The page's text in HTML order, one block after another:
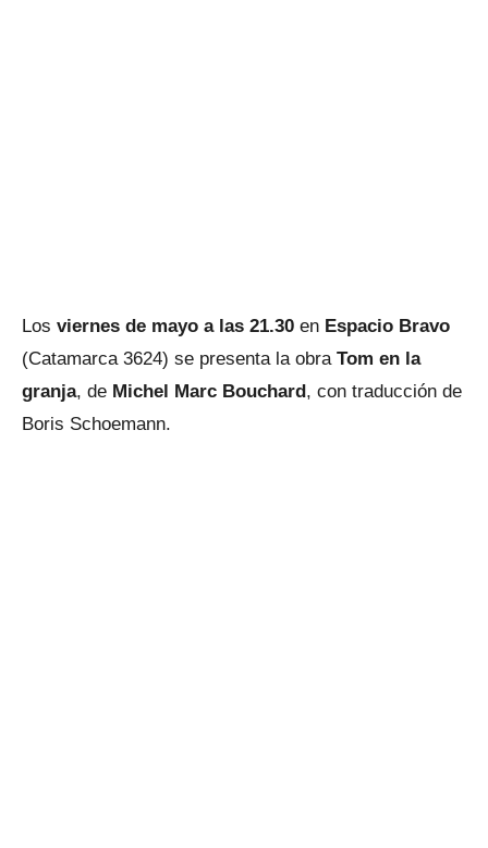
Los viernes de mayo a las 21.30 en Espacio Bravo
(Catamarca 3624) se presenta la obra Tom en la
granja, de Michel Marc Bouchard, con traducción de
Boris Schoemann.